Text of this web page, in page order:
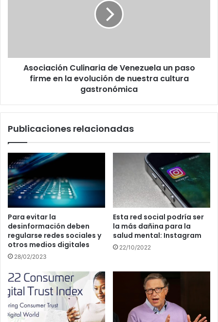
la
evolución
gastronómica
Asociación Culinaria de Venezuela un paso
firme en la evolución de nuestra cultura
gastronómica
Publicaciones relacionadas
Para evitar la
desinformación deben
regularse redes sociales y
otros medios digitales
28/02/2023
Esta red social podría ser
la más dañina para la
salud mental: Instagram
22/10/2022